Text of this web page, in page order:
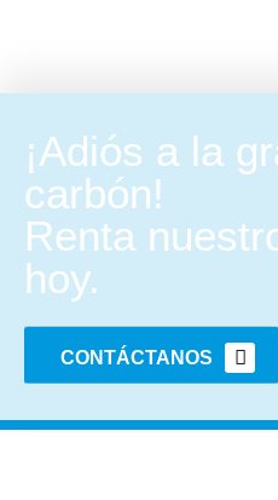
¡Adiós a la
carbón!
Renta
hoy.
CONTÁCTANOS